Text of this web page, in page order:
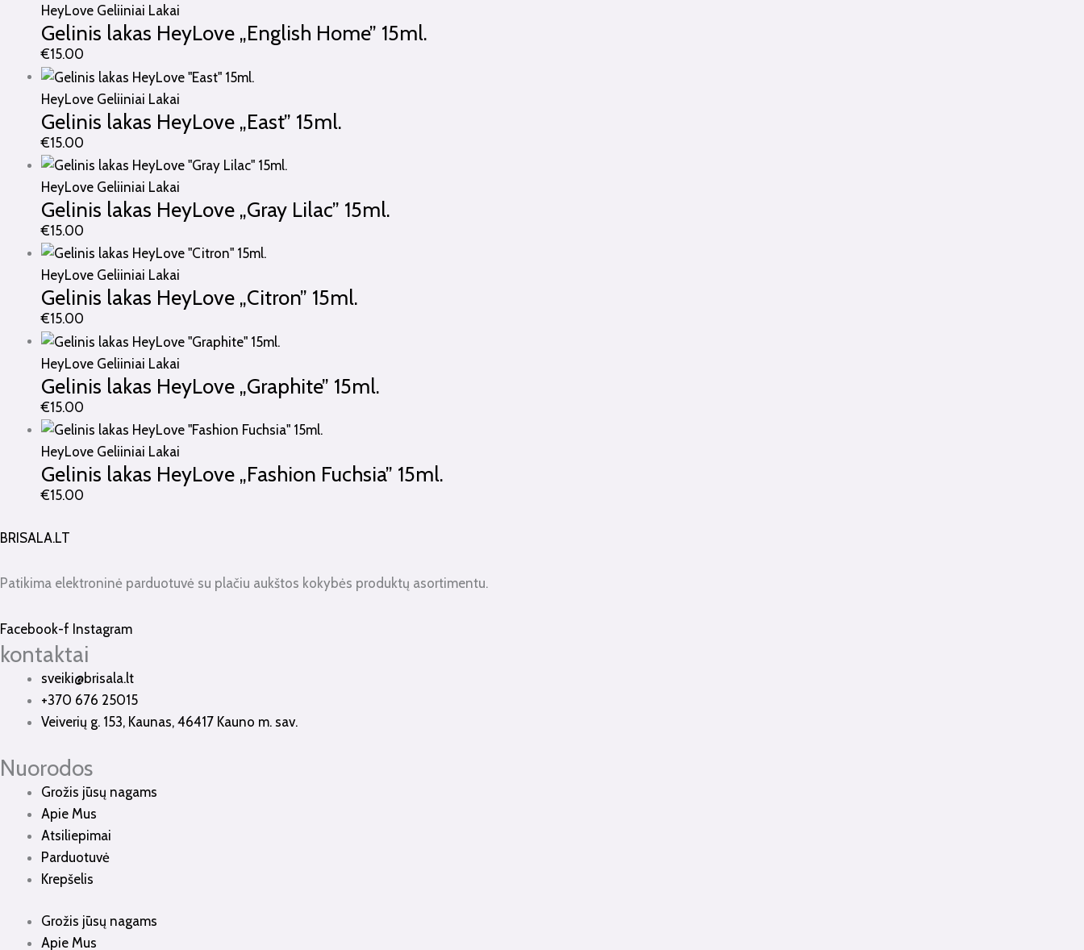
HeyLove Geliiniai Lakai
Gelinis lakas HeyLove „English Home” 15ml.
€15.00
HeyLove Geliiniai Lakai
Gelinis lakas HeyLove „East” 15ml.
€15.00
HeyLove Geliiniai Lakai
Gelinis lakas HeyLove „Gray Lilac” 15ml.
€15.00
HeyLove Geliiniai Lakai
Gelinis lakas HeyLove „Citron” 15ml.
€15.00
HeyLove Geliiniai Lakai
Gelinis lakas HeyLove „Graphite” 15ml.
€15.00
HeyLove Geliiniai Lakai
Gelinis lakas HeyLove „Fashion Fuchsia” 15ml.
€15.00
BRISALA.LT
Patikima elektroninė parduotuvė su plačiu aukštos kokybės produktų asortimentu.
Facebook-f Instagram
kontaktai
sveiki@brisala.lt
+370 676 25015
Veiverių g. 153, Kaunas, 46417 Kauno m. sav.
Nuorodos
Grožis jūsų nagams
Apie Mus
Atsiliepimai
Parduotuvė
Krepšelis
Grožis jūsų nagams
Apie Mus